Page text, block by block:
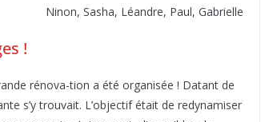
Ninon, Sasha, Léandre, Paul, Gabrielle
!
rénova-tion a été organisée ! Datant de
s’y trouvait. L’objectif était de redynamiser